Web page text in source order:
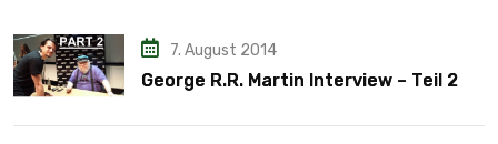
7. August 2014
George R.R. Martin Interview – Teil 2